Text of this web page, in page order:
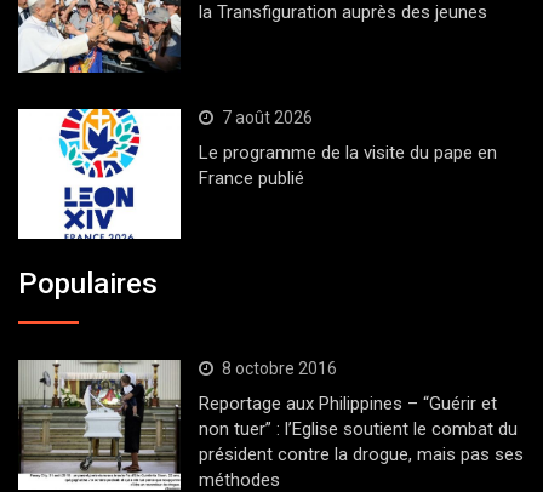
la Transfiguration auprès des jeunes
7 août 2026
Le programme de la visite du pape en
France publié
Populaires
8 octobre 2016
Reportage aux Philippines – “Guérir et
non tuer” : l’Eglise soutient le combat du
président contre la drogue, mais pas ses
méthodes